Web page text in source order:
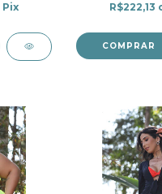
Pix R$222,13
COMPRAR